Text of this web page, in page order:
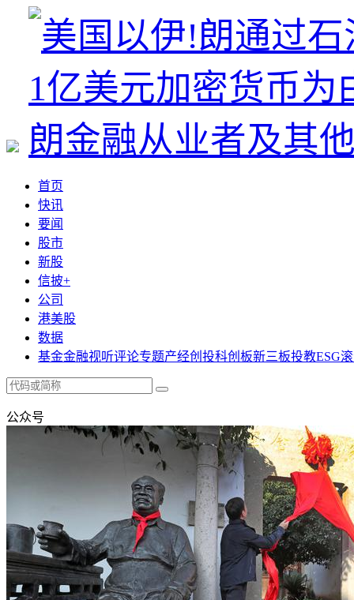
首页
快讯
要闻
股市
新股
信披+
公司
港美股
数据
基金金融视听评论专题产经创投科创板新三板投教ESG
公众号